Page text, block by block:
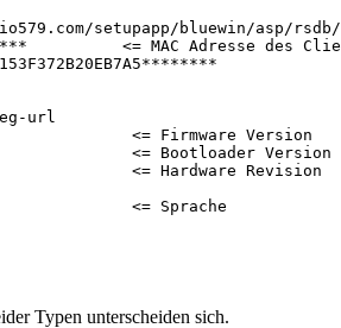
setupapp/bluewin/asp/
<= MAC Adresse des
url
<= Firmware Version
<= Bootloader Version
<= Hardware Revision
<= Sprache
Typen unterscheiden sich.